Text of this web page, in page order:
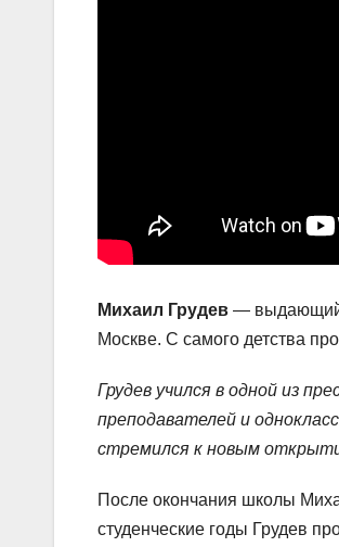
Михаил Грудев —
Москве. С самого детства
Грудев учился в одной из
преподавателей и
стремился к новым
После окончания школы
студенческие годы Грудев